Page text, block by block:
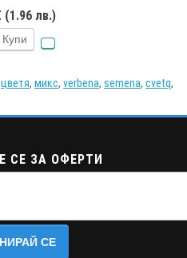
(1.96 лв.)
Купи
цветя, микс, verbena, semena, cvetq,
СЕ ЗА ОФЕРТИ
СЕ